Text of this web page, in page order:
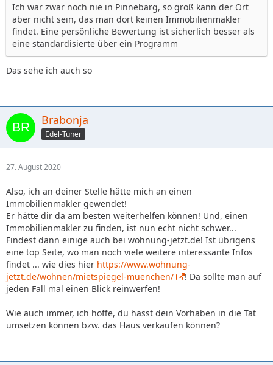
Ich war zwar noch nie in Pinnebarg, so groß kann der Ort
aber nicht sein, das man dort keinen Immobilienmakler
findet. Eine persönliche Bewertung ist sicherlich besser als
eine standardisierte über ein Programm
Das sehe ich auch so
Brabonja
Edel-Tuner
27. August 2020
Also, ich an deiner Stelle hätte mich an einen
Immobilienmakler gewendet!
Er hätte dir da am besten weiterhelfen können! Und, einen
Immobilienmakler zu finden, ist nun echt nicht schwer...
Findest dann einige auch bei wohnung-jetzt.de! Ist übrigens
eine top Seite, wo man noch viele weitere interessante Infos
findet ... wie dies hier https://www.wohnung-
jetzt.de/wohnen/mietspiegel-muenchen/
! Da sollte man auf
jeden Fall mal einen Blick reinwerfen!
Wie auch immer, ich hoffe, du hasst dein Vorhaben in die Tat
umsetzen können bzw. das Haus verkaufen können?